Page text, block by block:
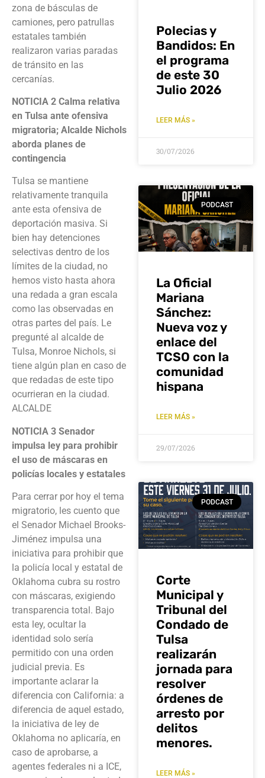
zona de básculas de
camiones, pero patrullas
estatales también
realizaron varias paradas
de tránsito en las
cercanías.
NOTICIA 2 Calma relativa
en Tulsa ante ofensiva
migratoria; Alcalde Nichols
aborda planes de
contingencia
Tulsa se mantiene
relativamente tranquila
ante esta ofensiva de
deportación masiva. Si
bien hay detenciones
selectivas dentro de los
límites de la ciudad, no
hemos visto hasta ahora
una redada a gran escala
como las observadas en
otras partes del país. Le
pregunté al alcalde de
Tulsa, Monroe Nichols, si
tiene algún plan en caso de
que redadas de este tipo
ocurrieran en la ciudad.
ALCALDE
NOTICIA 3 Senador
impulsa ley para prohibir
el uso de máscaras en
policías locales y estatales
Para cerrar por hoy el tema
migratorio, les cuento que
el Senador Michael Brooks-
Jiménez impulsa una
iniciativa para prohibir que
la policía local y estatal de
Oklahoma cubra su rostro
con máscaras, exigiendo
transparencia total. Bajo
esta ley, ocultar la
identidad solo sería
permitido con una orden
judicial previa. Es
importante aclarar la
diferencia con California: a
diferencia de aquel estado,
la iniciativa de ley de
Oklahoma no aplicaría, en
caso de aprobarse, a
agentes federales ni a ICE,
Polecias y
Bandidos: En
el programa
de este 30
Julio 2026
LEER MÁS »
30/07/2026
PODCAST
La Oficial
Mariana
Sánchez:
Nueva voz y
enlace del
TCSO con la
comunidad
hispana
LEER MÁS »
29/07/2026
PODCAST
Corte
Municipal y
Tribunal del
Condado de
Tulsa
realizarán
jornada para
resolver
órdenes de
arresto por
delitos
menores.
LEER MÁS »